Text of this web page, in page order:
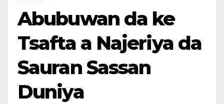
Abubuwan da ke
Tsafta a Najeriya da
Sauran Sassan
Duniya